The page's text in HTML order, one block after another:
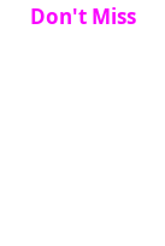
Don't Miss